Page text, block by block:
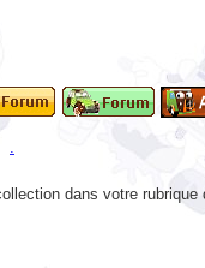
.
dans votre rubrique